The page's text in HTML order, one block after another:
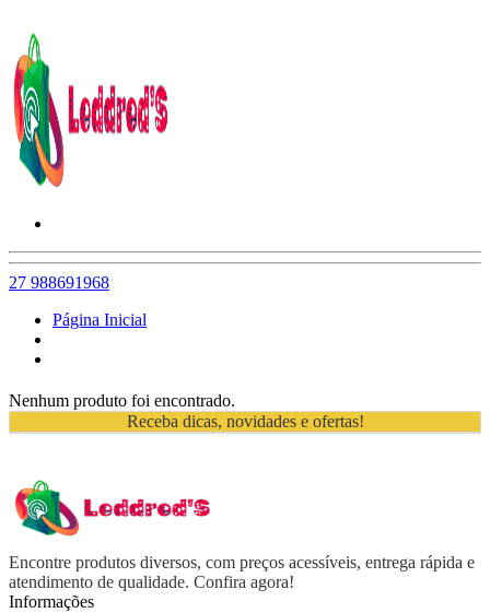
27 988691968
Página Inicial
Nenhum produto foi encontrado.
Receba dicas, novidades e ofertas!
Encontre produtos diversos, com preços acessíveis, entrega rápida e
atendimento de qualidade. Confira agora!
Informações